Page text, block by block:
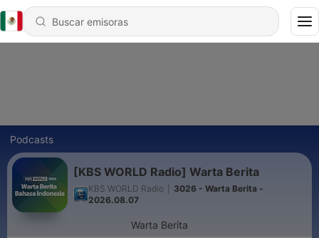
Podcasts
[KBS WORLD Radio] Warta Berita
KBS WORLD Radio
3026 - Warta Berita -
2026.08.07
Warta Berita